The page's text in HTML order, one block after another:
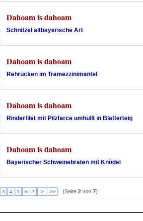
Dahoam is dahoam
Schnitzel altbayerische Art
Dahoam is dahoam
Rehrücken im Tramezzinimantel
Dahoam is dahoam
Rinderfilet mit Pilzfarce umhüllt in Blätterteig
Dahoam is dahoam
Bayerischer Schweinebraten mit Knödel
3 4 5 6 7 > >> (Seite 2 von 7)